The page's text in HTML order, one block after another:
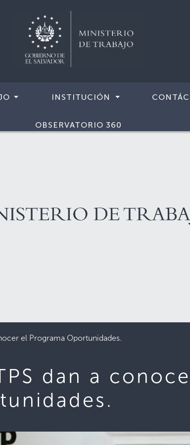
INSTITUCIÓN
OBSERVATORIO 360
el Programa Oportunidades.
dan a